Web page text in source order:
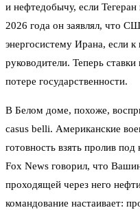
и нефтедобычу, если
2026 года он заявлял, что
энергосистему Ирана, если
руководители. Теперь
потере государственности.
В Белом доме, похоже,
casus belli. Американские
готовность взять пролив
Fox News говорил, что
проходящей через него
командование настаивает: